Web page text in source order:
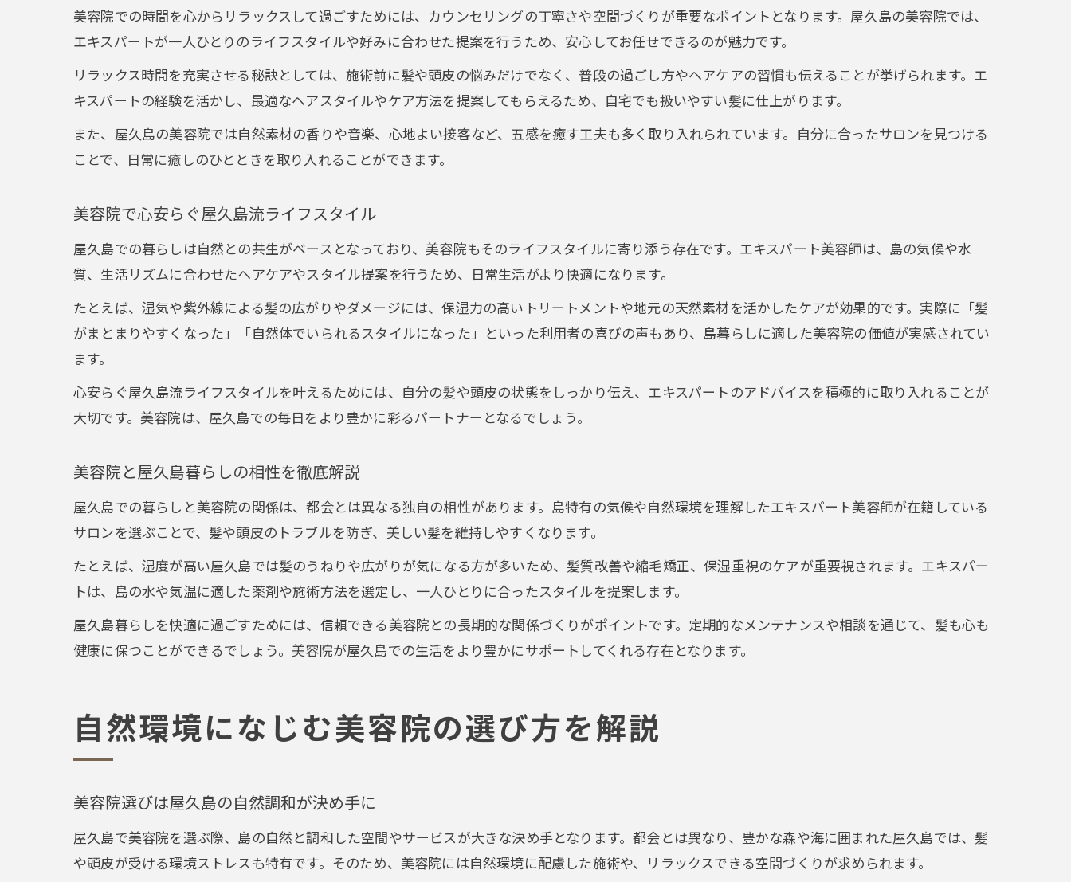
安心して通える美容院選びのカギは対話力
美容院で感じる親身な提案が満足度アップ
カウンセリング重視の美容院が選ばれる理由
毎日が楽しくなる美容院での極上ケア
美容院の極上ケアで毎日が輝く理由とは
美容院活用で日常のヘアケアが変わる体験
美容院のケアで毎日がもっと楽しくなる秘訣
美容院での時間を心からリラックスして過ごすためには、カウンセリングの丁寧さや空間づくりが重要なポイントとなります。屋久島の美容院では、
エキスパートが一人ひとりのライフスタイルや好みに合わせた提案を行うため、安心してお任せできるのが魅力です。
リラックス時間を充実させる秘訣としては、施術前に髪や頭皮の悩みだけでなく、普段の過ごし方やヘアケアの習慣も伝えることが挙げられます。エ
キスパートの経験を活かし、最適なヘアスタイルやケア方法を提案してもらえるため、自宅でも扱いやすい髪に仕上がります。
また、屋久島の美容院では自然素材の香りや音楽、心地よい接客など、五感を癒す工夫も多く取り入れられています。自分に合ったサロンを見つける
ことで、日常に癒しのひとときを取り入れることができます。
美容院で心安らぐ屋久島流ライフスタイル
屋久島での暮らしは自然との共生がベースとなっており、美容院もそのライフスタイルに寄り添う存在です。エキスパート美容師は、島の気候や水
質、生活リズムに合わせたヘアケアやスタイル提案を行うため、日常生活がより快適になります。
たとえば、湿気や紫外線による髪の広がりやダメージには、保湿力の高いトリートメントや地元の天然素材を活かしたケアが効果的です。実際に「髪
がまとまりやすくなった」「自然体でいられるスタイルになった」といった利用者の喜びの声もあり、島暮らしに適した美容院の価値が実感されてい
ます。
心安らぐ屋久島流ライフスタイルを叶えるためには、自分の髪や頭皮の状態をしっかり伝え、エキスパートのアドバイスを積極的に取り入れることが
大切です。美容院は、屋久島での毎日をより豊かに彩るパートナーとなるでしょう。
美容院と屋久島暮らしの相性を徹底解説
屋久島での暮らしと美容院の関係は、都会とは異なる独自の相性があります。島特有の気候や自然環境を理解したエキスパート美容師が在籍している
サロンを選ぶことで、髪や頭皮のトラブルを防ぎ、美しい髪を維持しやすくなります。
たとえば、湿度が高い屋久島では髪のうねりや広がりが気になる方が多いため、髪質改善や縮毛矯正、保湿重視のケアが重要視されます。エキスパー
トは、島の水や気温に適した薬剤や施術方法を選定し、一人ひとりに合ったスタイルを提案します。
屋久島暮らしを快適に過ごすためには、信頼できる美容院との長期的な関係づくりがポイントです。定期的なメンテナンスや相談を通じて、髪も心も
健康に保つことができるでしょう。美容院が屋久島での生活をより豊かにサポートしてくれる存在となります。
自然環境になじむ美容院の選び方を解説
美容院選びは屋久島の自然調和が決め手に
屋久島で美容院を選ぶ際、島の自然と調和した空間やサービスが大きな決め手となります。都会とは異なり、豊かな森や海に囲まれた屋久島では、髪
や頭皮が受ける環境ストレスも特有です。そのため、美容院には自然環境に配慮した施術や、リラックスできる空間づくりが求められます。